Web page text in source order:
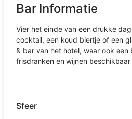
Bar Informatie
Vier het einde van een drukke
cocktail, een koud biertje of een
& bar van het hotel, waar ook een
frisdranken en wijnen beschikbaar
Sfeer